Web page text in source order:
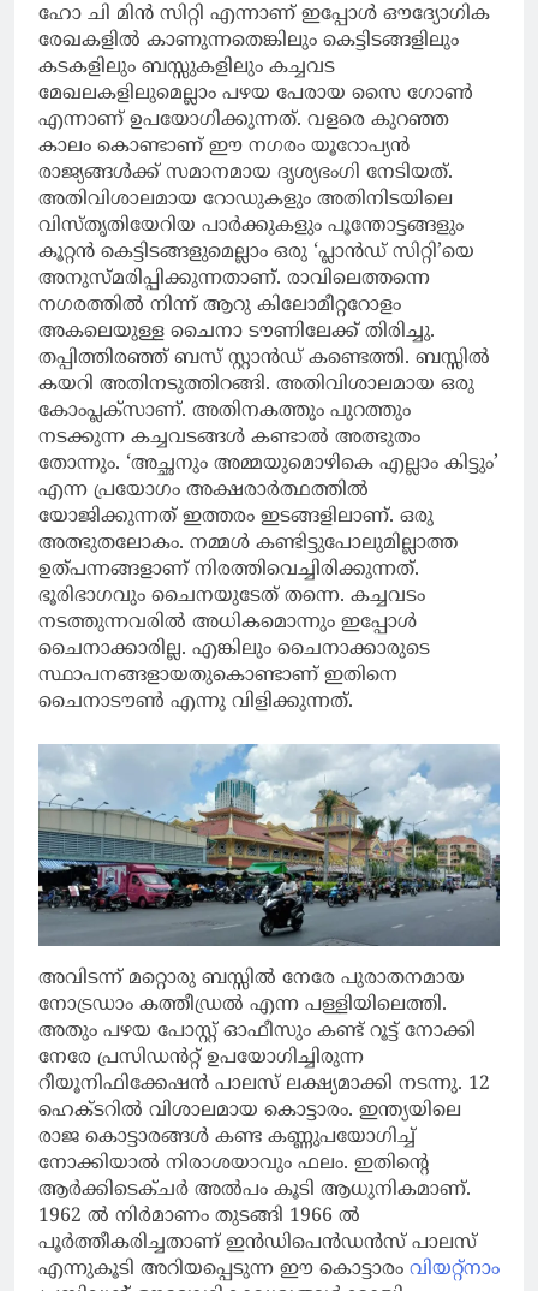
ഹോ ചി മിൻ സിറ്റി എന്നാണ് ഇപ്പോൾ ഔദ്യോഗിക
രേഖകളിൽ കാണുന്നതെങ്കിലും കെട്ടിടങ്ങളിലും
കടകളിലും ബസ്സുകളിലും കച്ചവട
മേഖലകളിലുമെല്ലാം പഴയ പേരായ സൈ ഗോൺ
എന്നാണ് ഉപയോഗിക്കുന്നത്. വളരെ കുറഞ്ഞ
കാലം കൊണ്ടാണ് ഈ നഗരം യൂറോപ്യൻ
രാജ്യങ്ങൾക്ക് സമാനമായ ദൃശ്യഭംഗി നേടിയത്.
അതിവിശാലമായ റോഡുകളും അതിനിടയിലെ
വിസ്തൃതിയേറിയ പാർക്കുകളും പൂന്തോട്ടങ്ങളും
കൂറ്റൻ കെട്ടിടങ്ങളുമെല്ലാം ഒരു ‘പ്ലാൻഡ് സിറ്റി’യെ
അനുസ്മരിപ്പിക്കുന്നതാണ്. രാവിലെത്തന്നെ
നഗരത്തിൽ നിന്ന് ആറു കിലോമീറ്ററോളം
അകലെയുള്ള ചൈനാ ടൗണിലേക്ക് തിരിച്ചു.
തപ്പിത്തിരഞ്ഞ് ബസ് സ്റ്റാൻഡ് കണ്ടെത്തി. ബസ്സിൽ
കയറി അതിനടുത്തിറങ്ങി. അതിവിശാലമായ ഒരു
കോംപ്ലക്സാണ്. അതിനകത്തും പുറത്തും
നടക്കുന്ന കച്ചവടങ്ങൾ കണ്ടാൽ അത്ഭുതം
തോന്നും. ‘അച്ഛനും അമ്മയുമൊഴികെ എല്ലാം കിട്ടും’
എന്ന പ്രയോഗം അക്ഷരാർത്ഥത്തിൽ
യോജിക്കുന്നത് ഇത്തരം ഇടങ്ങളിലാണ്. ഒരു
അത്ഭുതലോകം. നമ്മൾ കണ്ടിട്ടുപോലുമില്ലാത്ത
ഉത്പന്നങ്ങളാണ് നിരത്തിവെച്ചിരിക്കുന്നത്.
ഭൂരിഭാഗവും ചൈനയുടേത് തന്നെ. കച്ചവടം
നടത്തുന്നവരിൽ അധികമൊന്നും ഇപ്പോൾ
ചൈനാക്കാരില്ല. എങ്കിലും ചൈനാക്കാരുടെ
സ്ഥാപനങ്ങളായതുകൊണ്ടാണ് ഇതിനെ
ചൈനാടൗൺ എന്നു വിളിക്കുന്നത്.
അവിടന്ന് മറ്റൊരു ബസ്സിൽ നേരേ പുരാതനമായ
നോട്രഡാം കത്തീഡ്രൽ എന്ന പള്ളിയിലെത്തി.
അതും പഴയ പോസ്റ്റ് ഓഫീസും കണ്ട് റൂട്ട് നോക്കി
നേരേ പ്രസിഡൻറ്റ് ഉപയോഗിച്ചിരുന്ന
റീയൂനിഫിക്കേഷൻ പാലസ് ലക്ഷ്യമാക്കി നടന്നു. 12
ഹെക്ടറിൽ വിശാലമായ കൊട്ടാരം. ഇന്ത്യയിലെ
രാജ കൊട്ടാരങ്ങൾ കണ്ട കണ്ണുപയോഗിച്ച്
നോക്കിയാൽ നിരാശയാവും ഫലം. ഇതിൻ്റെ
ആർക്കിടെക്ചർ അൽപം കൂടി ആധുനികമാണ്.
1962 ൽ നിർമാണം തുടങ്ങി 1966 ൽ
പൂർത്തീകരിച്ചതാണ് ഇൻഡിപെൻഡൻസ് പാലസ്
എന്നുകൂടി അറിയപ്പെടുന്ന ഈ കൊട്ടാരം വിയറ്റ്നാം